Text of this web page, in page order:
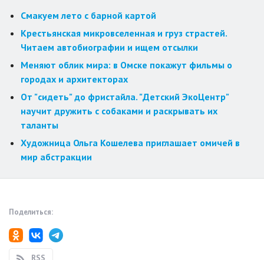
Смакуем лето с барной картой
Крестьянская микровселенная и груз страстей.
Читаем автобиографии и ищем отсылки
Меняют облик мира: в Омске покажут фильмы о
городах и архитекторах
От "сидеть" до фристайла. "Детский ЭкоЦентр"
научит дружить с собаками и раскрывать их
таланты
Художница Ольга Кошелева приглашает омичей в
мир абстракции
Поделиться: